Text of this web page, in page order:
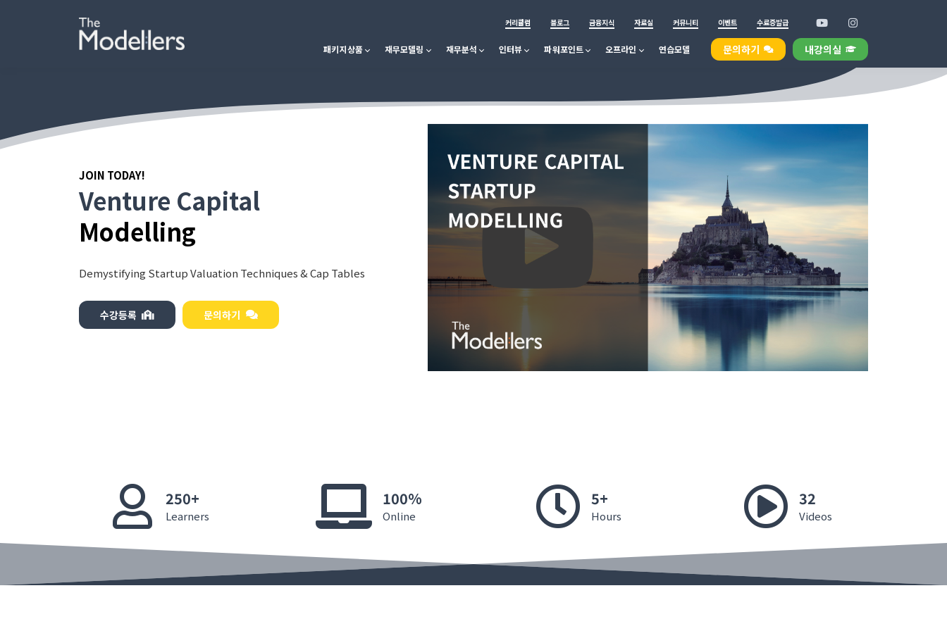
커리큘럼 블로그 금융지식 자료실 커뮤니티 이벤트 수료증발급
패키지상품 재무모델링 재무분석 인터뷰 파워포인트 오프라인 연습모델 문의하기 내강의실
JOIN TODAY!
Venture Capital
Modelling
Demystifying Startup Valuation Techniques & Cap Tables
수강등록 문의하기
250+
Learners
100%
Online
5+
Hours
32
Videos